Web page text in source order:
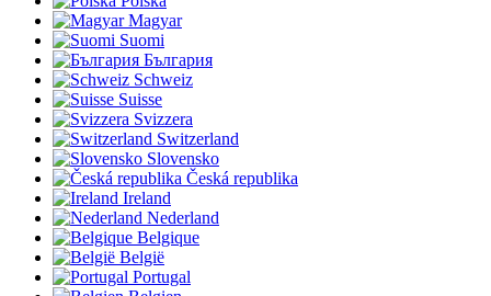
Magyar
Suomi
България
Schweiz
Suisse
Svizzera
Switzerland
Slovensko
Česká republika
Ireland
Nederland
Belgique
België
Portugal